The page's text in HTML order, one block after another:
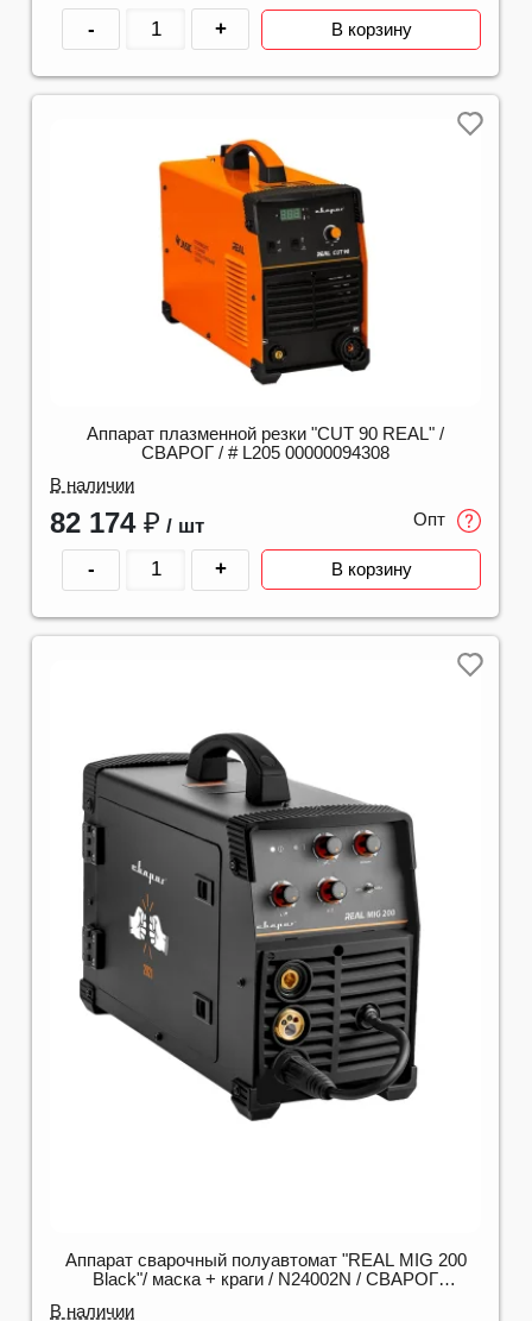
- + В корзину
Аппарат плазменной резки "CUT 90 REAL" /
СВАРОГ / # L205 00000094308
В наличии
82 174 ₽ / шт Опт
- + В корзину
Аппарат сварочный полуавтомат "REAL MIG 200
Black"/ маска + краги / N24002N / СВАРОГ
В наличии